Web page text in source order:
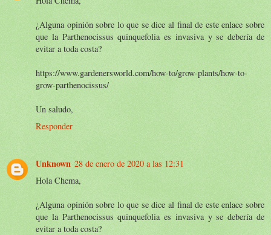
¿Alguna opinión sobre lo que se dice al final de este enlace sobre
que la Parthenocissus quinquefolia es invasiva y se debería de
evitar a toda costa?
https://www.gardenersworld.com/how-to/grow-plants/how-to-
grow-parthenocissus/
Un saludo,
Responder
Unknown 28 de enero de 2020 a las 12:31
Hola Chema,
¿Alguna opinión sobre lo que se dice al final de este enlace sobre
que la Parthenocissus quinquefolia es invasiva y se debería de
evitar a toda costa?